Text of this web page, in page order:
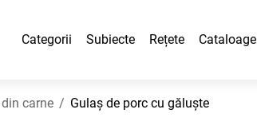
Categorii Subiecte Rețete Cataloage
carne Gulaș de porc cu găluște